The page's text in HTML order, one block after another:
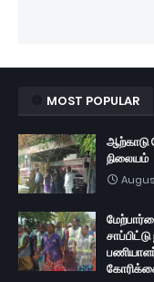
MOST POPULAR
ஆற்காடு
நிலையம்